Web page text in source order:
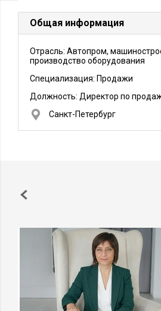
Общая информация
Отрасль: Автопром,
производство оборудования
Специализация: Продажи
Должность: Директор по
Санкт-Петербург